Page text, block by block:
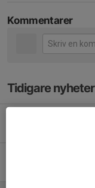
Kommentarer
Tidigare nyheter